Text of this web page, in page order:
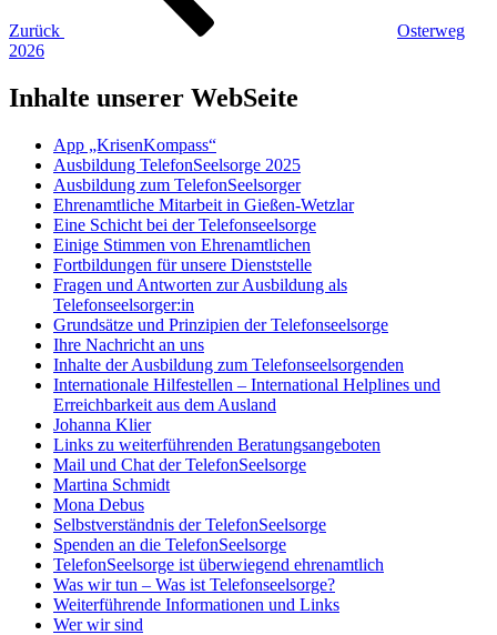
Zurück
Osterweg
2026
Inhalte unserer WebSeite
App „KrisenKompass“
Ausbildung TelefonSeelsorge 2025
Ausbildung zum TelefonSeelsorger
Ehrenamtliche Mitarbeit in Gießen-Wetzlar
Eine Schicht bei der Telefonseelsorge
Einige Stimmen von Ehrenamtlichen
Fortbildungen für unsere Dienststelle
Fragen und Antworten zur Ausbildung als
Telefonseelsorger:in
Grundsätze und Prinzipien der Telefonseelsorge
Ihre Nachricht an uns
Inhalte der Ausbildung zum Telefonseelsorgenden
Internationale Hilfestellen – International Helplines und
Erreichbarkeit aus dem Ausland
Johanna Klier
Links zu weiterführenden Beratungsangeboten
Mail und Chat der TelefonSeelsorge
Martina Schmidt
Mona Debus
Selbstverständnis der TelefonSeelsorge
Spenden an die TelefonSeelsorge
TelefonSeelsorge ist überwiegend ehrenamtlich
Was wir tun – Was ist Telefonseelsorge?
Weiterführende Informationen und Links
Wer wir sind